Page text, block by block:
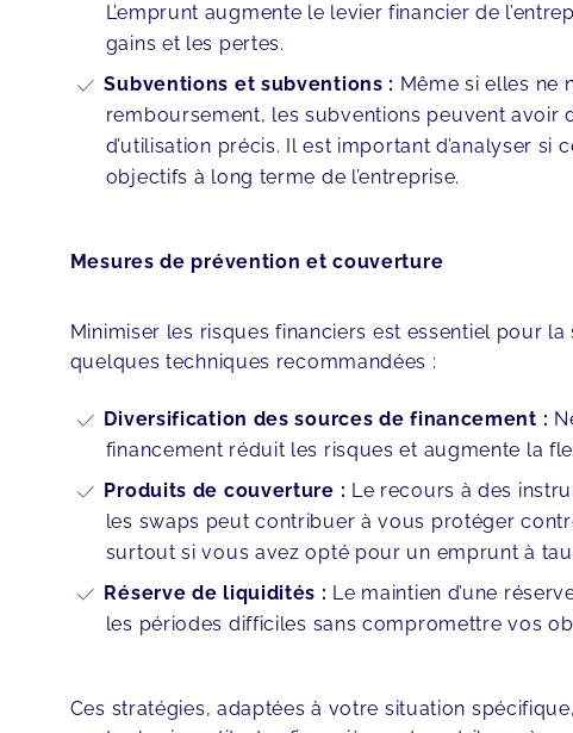
L’emprunt augmente le levier financier de
gains et les pertes.
Subventions et subventions : Même si elles ne
remboursement, les subventions peuvent avoir
d’utilisation précis. Il est important d’analyser
objectifs à long terme de l’entreprise.
Mesures de prévention et couverture
Minimiser les risques financiers est essentiel pour
quelques techniques recommandées :
Diversification des sources de financement :
financement réduit les risques et augmente la
Produits de couverture : Le recours à des
les swaps peut contribuer à vous protéger
surtout si vous avez opté pour un emprunt à
Réserve de liquidités : Le maintien d’une
les périodes difficiles sans compromettre vos
Ces stratégies, adaptées à votre situation